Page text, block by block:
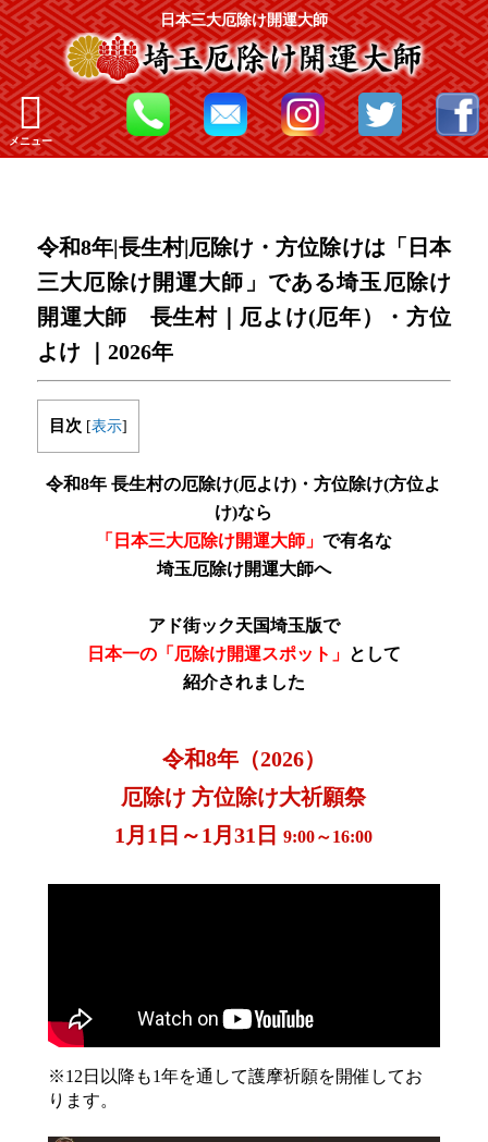
日本三大厄除け開運大師
メニュー
令和8年|長生村|厄除け・方位除けは「日本
三大厄除け開運大師」である埼玉厄除け
開運大師 長生村｜厄よけ(厄年）・方位
よけ ｜2026年
目次 [表示]
令和8年 長生村の厄除け(厄よけ)・方位除け(方位よ
け)なら
「日本三大厄除け開運大師」 で有名な
埼玉厄除け開運大師へ
アド街ック天国埼玉版で
日本一の「厄除け開運スポット」 として
紹介されました
令和8年（2026）
厄除け 方位除け大祈願祭
1月1日～1月31日9:00～16:00
※12日以降も1年を通して護摩祈願を開催してお
ります。